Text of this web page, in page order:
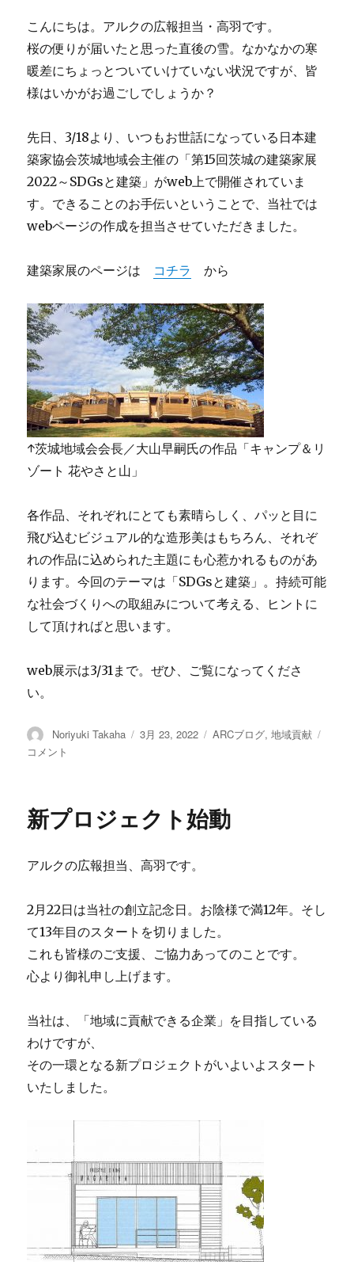
こんにちは。アルクの広報担当・高羽です。
桜の便りが届いたと思った直後の雪。なかなかの寒
暖差にちょっとついていけていない状況ですが、皆
様はいかがお過ごしでしょうか？
先日、3/18より、いつもお世話になっている日本建
築家協会茨城地域会主催の「第15回茨城の建築家展
2022～SDGsと建築」がweb上で開催されていま
す。できることのお手伝いということで、当社では
webページの作成を担当させていただきました。
建築家展のページは コチラ から
↑茨城地域会会長／大山早嗣氏の作品「キャンプ＆リ
ゾート 花やさと山」
各作品、それぞれにとても素晴らしく、パッと目に
飛び込むビジュアル的な造形美はもちろん、それぞ
れの作品に込められた主題にも心惹かれるものがあ
ります。今回のテーマは「SDGsと建築」。持続可能
な社会づくりへの取組みについて考える、ヒントに
して頂ければと思います。
web展示は3/31まで。ぜひ、ご覧になってくださ
い。
投
稿
Noriyuki Takaha
投
3月 23, 2022
カ
ARCブログ,地域貢献
コメント
新プロジェクト始動
アルクの広報担当、高羽です。
2月22日は当社の創立記念日。お陰様で満12年。そし
て13年目のスタートを切りました。
これも皆様のご支援、ご協力あってのことです。
心より御礼申し上げます。
当社は、「地域に貢献できる企業」を目指している
わけですが、
その一環となる新プロジェクトがいよいよスタート
いたしました。